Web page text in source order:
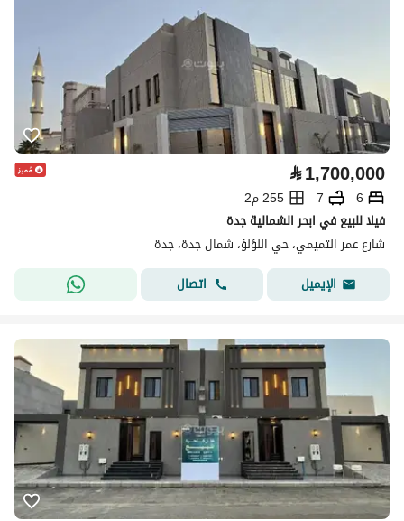
⃁1,700,000
6
7
255 م2
فيلا للبيع في ابحر الشمالية جدة
شارع عمر التميمي، حي اللؤلؤ، شمال جدة، جدة
الإيميل
اتصال